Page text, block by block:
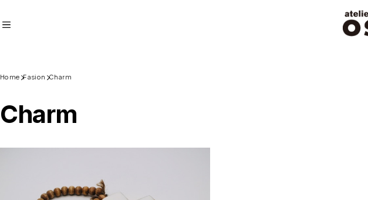
Recommend
Category商品カテゴリ
Charm
Bags
Home Fasion Charm
Charm